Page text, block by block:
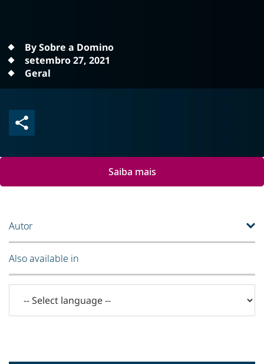
By Sobre a Domino
setembro 27, 2021
Geral
Saiba mais
Autor
Also available in